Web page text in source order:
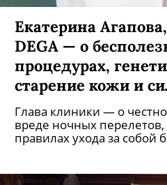
Екатерина
DEGA — о
процедурах,
старение кожи и
Глава клиники — о
вреде ночных
правилах ухода за собой